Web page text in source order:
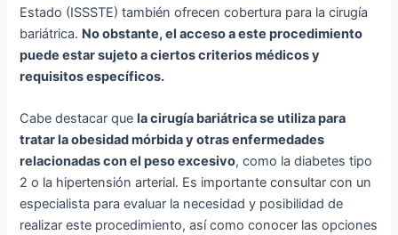
Estado (ISSSTE) también ofrecen cobertura para la cirugía
bariátrica. No obstante, el acceso a este procedimiento
puede estar sujeto a ciertos criterios médicos y
requisitos específicos.
Cabe destacar quela cirugía bariátrica se utiliza para
tratar la obesidad mórbida y otras enfermedades
relacionadas con el peso excesivo, como la diabetes tipo
2 o la hipertensión arterial. Es importante consultar con un
especialista para evaluar la necesidad y posibilidad de
realizar este procedimiento, así como conocer las opciones